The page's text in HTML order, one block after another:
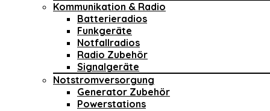
Kommunikation & Radio
Batterieradios
Funkgeräte
Notfallradios
Radio Zubehör
Signalgeräte
Notstromversorgung
Generator Zubehör
Powerstations